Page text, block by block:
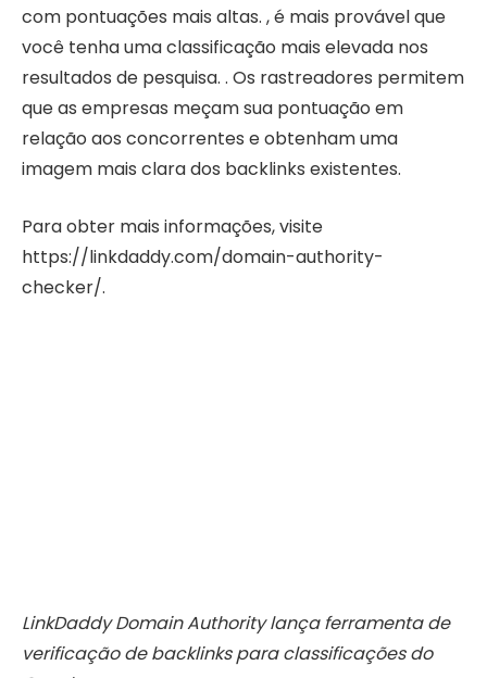
com pontuações mais altas. , é mais provável que
você tenha uma classificação mais elevada nos
resultados de pesquisa. . Os rastreadores permitem
que as empresas meçam sua pontuação em
relação aos concorrentes e obtenham uma
imagem mais clara dos backlinks existentes.
Para obter mais informações, visite
https://linkdaddy.com/domain-authority-
checker/.
LinkDaddy Domain Authority lança ferramenta de
verificação de backlinks para classificações do